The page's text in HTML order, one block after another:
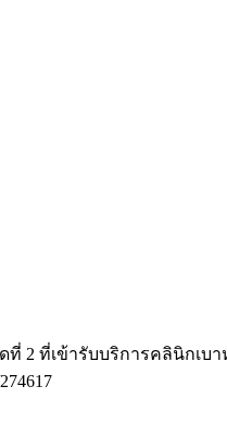
2 ที่เข้ารับบริการคลินิกเบ